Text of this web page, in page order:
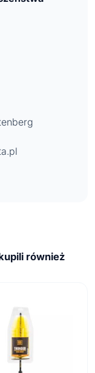
również